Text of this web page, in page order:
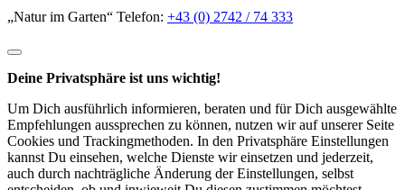
„Natur im Garten“ Telefon: +43 (0) 2742 / 74 333
Deine Privatsphäre ist uns wichtig!
Um Dich ausführlich informieren, beraten und für Dich ausgewählte
Empfehlungen aussprechen zu können, nutzen wir auf unserer Seite
Cookies und Trackingmethoden. In den Privatsphäre Einstellungen
kannst Du einsehen, welche Dienste wir einsetzen und jederzeit,
auch durch nachträgliche Änderung der Einstellungen, selbst